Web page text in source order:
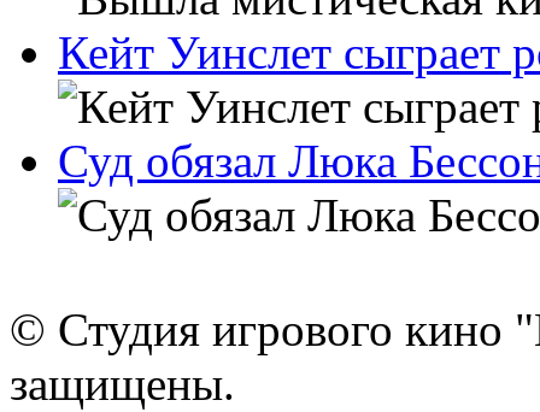
Кейт Уинслет сыграет
Суд обязал Люка
© Студия игрового кино
защищены.